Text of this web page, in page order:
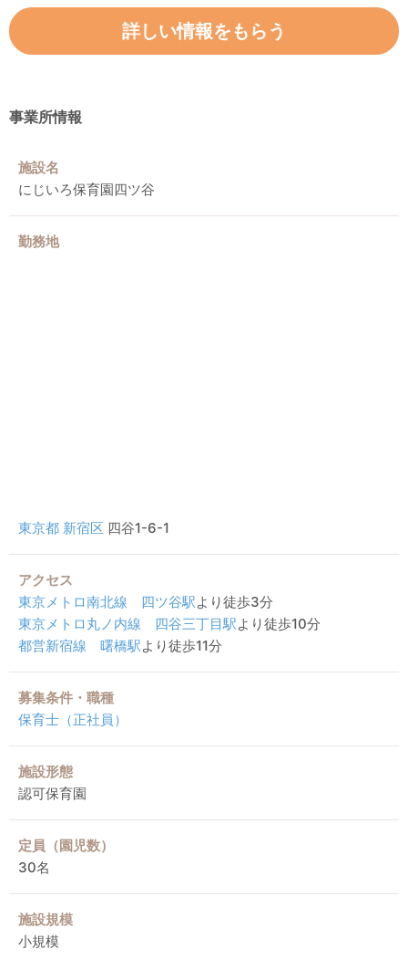
詳しい情報をもらう
事業所情報
施設名
にじいろ保育園四ツ谷
勤務地
東京都 新宿区 四谷1-6-1
アクセス
東京メトロ南北線
四ツ谷駅より徒歩3分
東京メトロ丸ノ内線
四谷三丁目駅より徒歩10分
都営新宿線
曙橋駅より徒歩11分
募集条件・職種
保育士（正社員）
施設形態
認可保育園
定員（園児数）
30名
施設規模
小規模